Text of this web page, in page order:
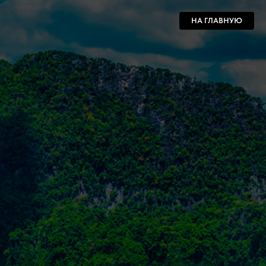
НА ГЛАВНУЮ